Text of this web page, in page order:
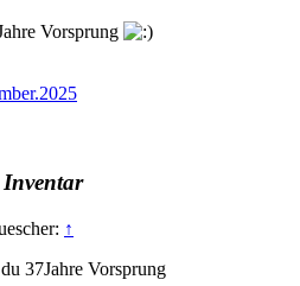
Vorsprung
↑
37Jahre Vorsprung